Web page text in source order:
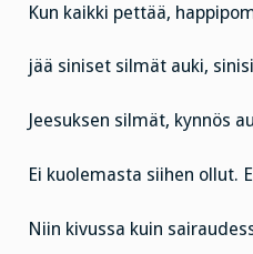
Kun kaikki pettää,
jää siniset silmät auki,
Jeesuksen silmät, kynnös
Ei kuolemasta siihen ollut.
Niin kivussa kuin